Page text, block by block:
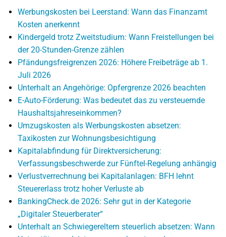
Werbungskosten bei Leerstand: Wann das Finanzamt
Kosten anerkennt
Kindergeld trotz Zweitstudium: Wann Freistellungen bei
der 20-Stunden-Grenze zählen
Pfändungsfreigrenzen 2026: Höhere Freibeträge ab 1.
Juli 2026
Unterhalt an Angehörige: Opfergrenze 2026 beachten
E-Auto-Förderung: Was bedeutet das zu versteuernde
Haushaltsjahreseinkommen?
Umzugskosten als Werbungskosten absetzen:
Taxikosten zur Wohnungsbesichtigung
Kapitalabfindung für Direktversicherung:
Verfassungsbeschwerde zur Fünftel-Regelung anhängig
Verlustverrechnung bei Kapitalanlagen: BFH lehnt
Steuererlass trotz hoher Verluste ab
BankingCheck.de 2026: Sehr gut in der Kategorie
„Digitaler Steuerberater“
Unterhalt an Schwiegereltern steuerlich absetzen: Wann